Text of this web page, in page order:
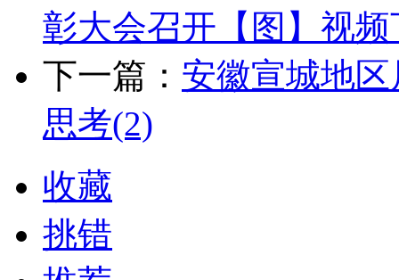
彰大会召开【图】视频
下一篇： 安徽宣城地
思考(2)
收藏
挑错